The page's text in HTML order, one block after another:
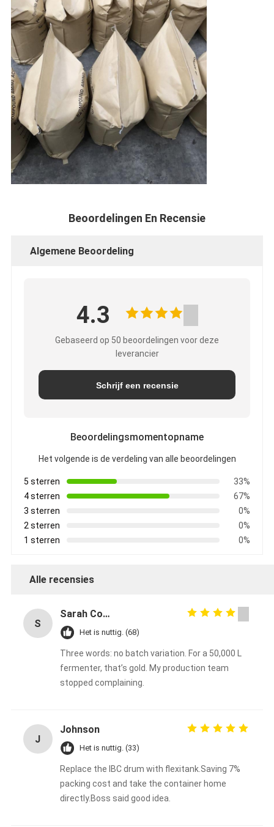
Beoordelingen En Recensie
Algemene Beoordeling
4.3
Gebaseerd op 50 beoordelingen voor deze
leverancier
Schrijf een recensie
Beoordelingsmomentopname
Het volgende is de verdeling van alle beoordelingen
5 sterren
33%
4 sterren
67%
3 sterren
0%
2 sterren
0%
1 sterren
0%
Alle recensies
S
Sarah Connors
Het is nuttig. (68)
Three words: no batch variation. For a 50,000 L
fermenter, that’s gold. My production team
stopped complaining.
J
Johnson
Het is nuttig. (33)
Replace the IBC drum with flexitank.Saving 7%
packing cost and take the container home
directly.Boss said good idea.